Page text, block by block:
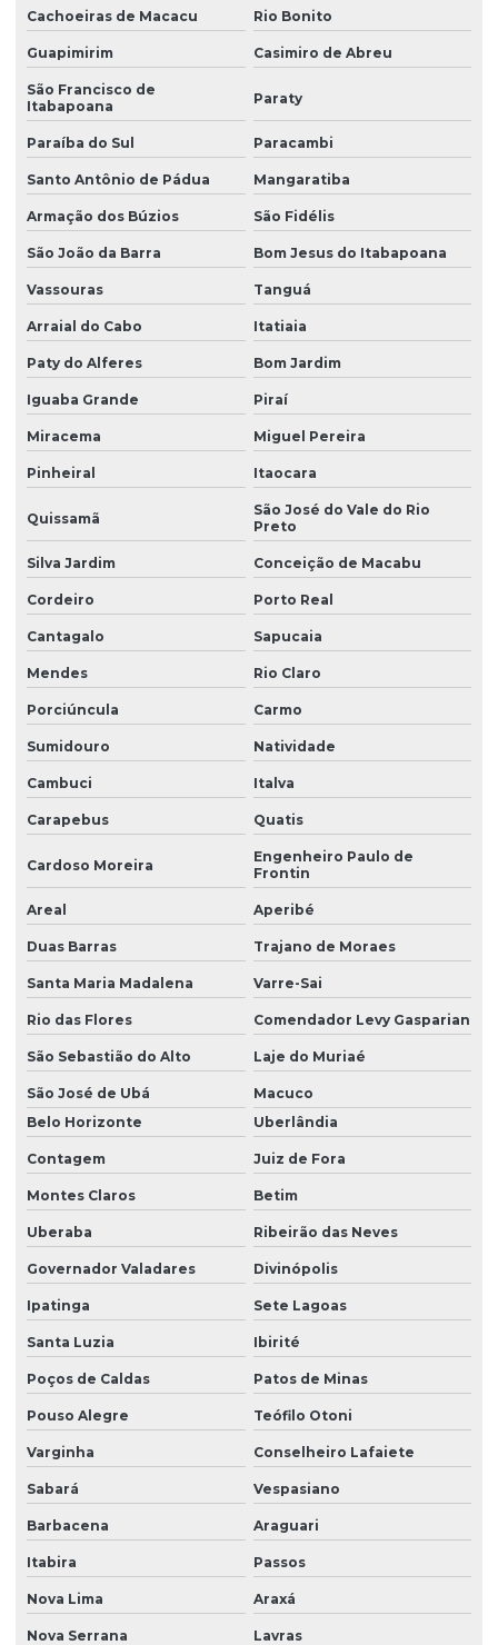
Cachoeiras de Macacu Rio Bonito
Guapimirim Casimiro de Abreu
São Francisco de
Itabapoana
Paraty
Paraíba do Sul Paracambi
Santo Antônio de Pádua Mangaratiba
Armação dos Búzios São Fidélis
São João da Barra Bom Jesus do Itabapoana
Vassouras Tanguá
Arraial do Cabo Itatiaia
Paty do Alferes Bom Jardim
Iguaba Grande Piraí
Miracema Miguel Pereira
Pinheiral Itaocara
Quissamã
São José do Vale do Rio
Preto
Silva Jardim Conceição de Macabu
Cordeiro Porto Real
Cantagalo Sapucaia
Mendes Rio Claro
Porciúncula Carmo
Sumidouro Natividade
Cambuci Italva
Carapebus Quatis
Cardoso Moreira
Engenheiro Paulo de
Frontin
Areal Aperibé
Duas Barras Trajano de Moraes
Santa Maria Madalena Varre-Sai
Rio das Flores Comendador Levy Gasparian
São Sebastião do Alto Laje do Muriaé
São José de Ubá
Macuco
Belo Horizonte
Uberlândia
Contagem Juiz de Fora
Montes Claros Betim
Uberaba Ribeirão das Neves
Governador Valadares Divinópolis
Ipatinga Sete Lagoas
Santa Luzia Ibirité
Poços de Caldas Patos de Minas
Pouso Alegre Teófilo Otoni
Varginha Conselheiro Lafaiete
Sabará Vespasiano
Barbacena Araguari
Itabira Passos
Nova Lima Araxá
Nova Serrana Lavras